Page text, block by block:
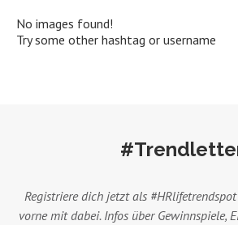
No images found!
Try some other hashtag or username
Registriere dich jetzt als
vorne mit dabei. Infos über Gewinnspiele,